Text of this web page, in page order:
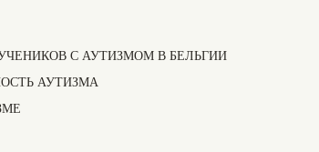
УЧЕНИКОВ С АУТИЗМОМ В БЕЛЬГИИ
АУТИЗМА